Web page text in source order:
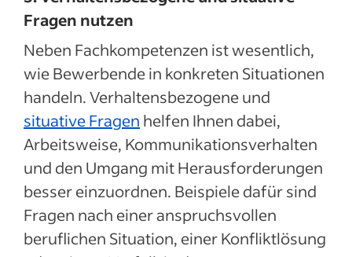
Fragen nutzen
Neben Fachkompetenzen ist wesentlich,
wie Bewerbende in konkreten Situationen
handeln. Verhaltensbezogene und
situative Fragen helfen Ihnen dabei,
Arbeitsweise, Kommunikationsverhalten
und den Umgang mit Herausforderungen
besser einzuordnen. Beispiele dafür sind
Fragen nach einer anspruchsvollen
beruflichen Situation, einer Konfliktlösung